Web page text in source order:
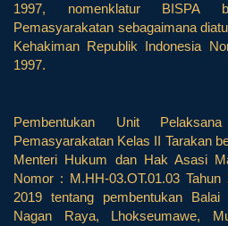
1997, nomenklatur BISPA
Pemasyarakatan sebagaimana
Kehakiman Republik Indonesia
1997.
Pembentukan Unit
Pemasyarakatan Kelas II Tarakan
Menteri Hukum dan Hak Asasi
Nomor : M.HH-03.OT.01.03
2019 tentang pembentukan Balai
Nagan Raya, Lhokseumawe,